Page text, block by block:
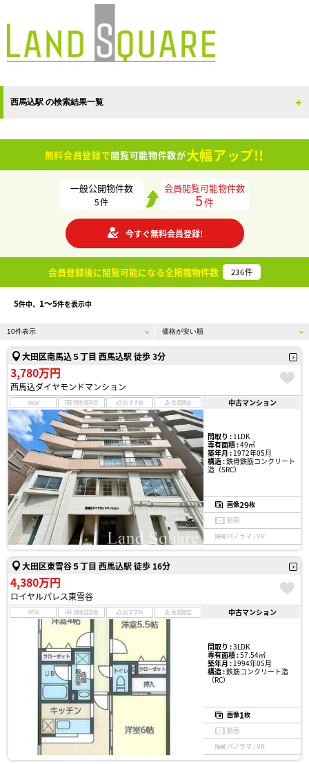
西馬込駅 の検索結果一覧
無料会員登録で閲覧可能物件数が大幅アップ!!
一般公開物件数
5件
会員閲覧可能物件数
5件
今すぐ無料会員登録!
会員登録後に閲覧可能になる全掲載物件数 236件
5件中、 1〜5件を表示中
大田区南馬込５丁目 西馬込駅 徒歩 3分
3,780万円
西馬込ダイヤモンドマンション
NEW 現地見学会 おすすめ 会員限定 中古マンション
間取り :1LDK
専有面積 :49㎡
築年月 :1972年05月
構造 :鉄骨鉄筋コンクリート
造（SRC）
画像29枚
動画
パノラマ / VR
大田区東雪谷５丁目 西馬込駅 徒歩 16分
4,380万円
ロイヤルパレス東雪谷
NEW 現地見学会 おすすめ 会員限定 中古マンション
間取り :3LDK
専有面積 :57.54㎡
築年月 :1994年05月
構造 :鉄筋コンクリート造
（RC）
画像1枚
動画
パノラマ / VR